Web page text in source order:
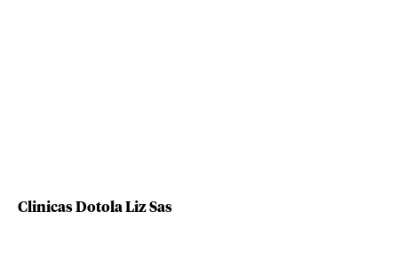
Clinicas Dotola Liz Sas